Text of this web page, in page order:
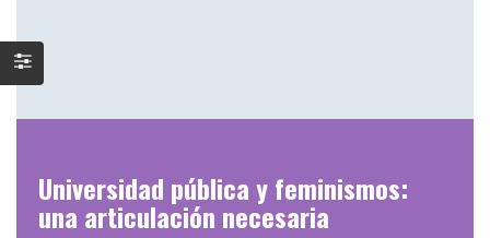
Universidad pública y feminismos:
una articulación necesaria